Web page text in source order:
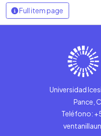
Full item page
Universidad
Pance,
Teléfono: